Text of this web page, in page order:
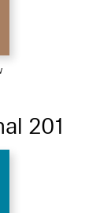
201